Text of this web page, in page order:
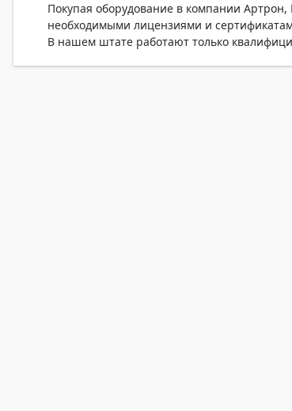
Покупая оборудование в компании
необходимыми лицензиями и
В нашем штате работают только